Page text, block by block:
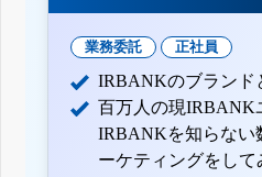
業務委託 正社員
IRBANKのブランド
百万人の現IRBANK
IRBANKを知らない
ーケティングをして